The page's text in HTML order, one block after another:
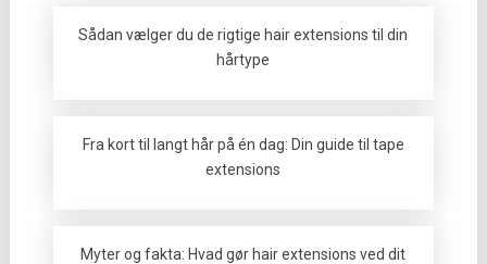
Sådan vælger du de rigtige hair extensions til din
hårtype
Fra kort til langt hår på én dag: Din guide til tape
extensions
Myter og fakta: Hvad gør hair extensions ved dit